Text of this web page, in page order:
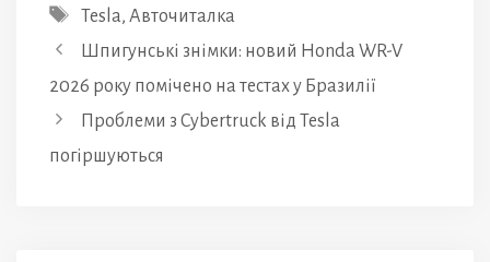
Позначки
Tesla, Авточиталка
Шпигунські знімки: новий Honda WR-V
2026 року помічено на тестах у Бразилії
Проблеми з Cybertruck від Tesla
погіршуються